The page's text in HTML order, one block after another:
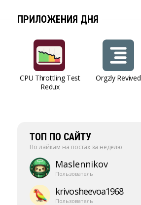
ПРИЛОЖЕНИЯ ДНЯ
CPU Throttling Test
Redux
Orgzly Revived
ТОП ПО САЙТУ
По лайкам на постах за неделю
Maslennikov
Пользователь
krivosheevoa1968
Пользователь